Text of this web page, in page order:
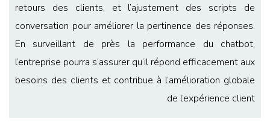
retours des clients, et l’ajustement des scripts de
conversation pour améliorer la pertinence des réponses.
En surveillant de près la performance du chatbot,
l’entreprise pourra s’assurer qu’il répond efficacement aux
besoins des clients et contribue à l’amélioration globale
de l’expérience client.